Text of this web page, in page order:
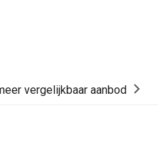
vergelijkbaar aanbod